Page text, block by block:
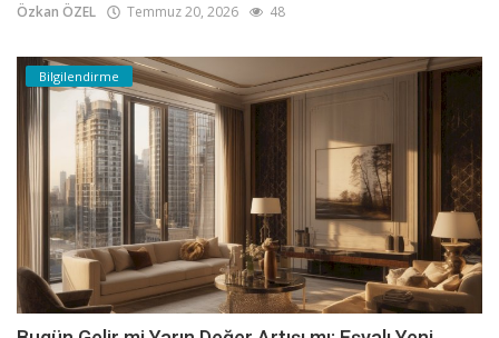
Özkan ÖZEL Temmuz 20, 2026 48
Bilgilendirme